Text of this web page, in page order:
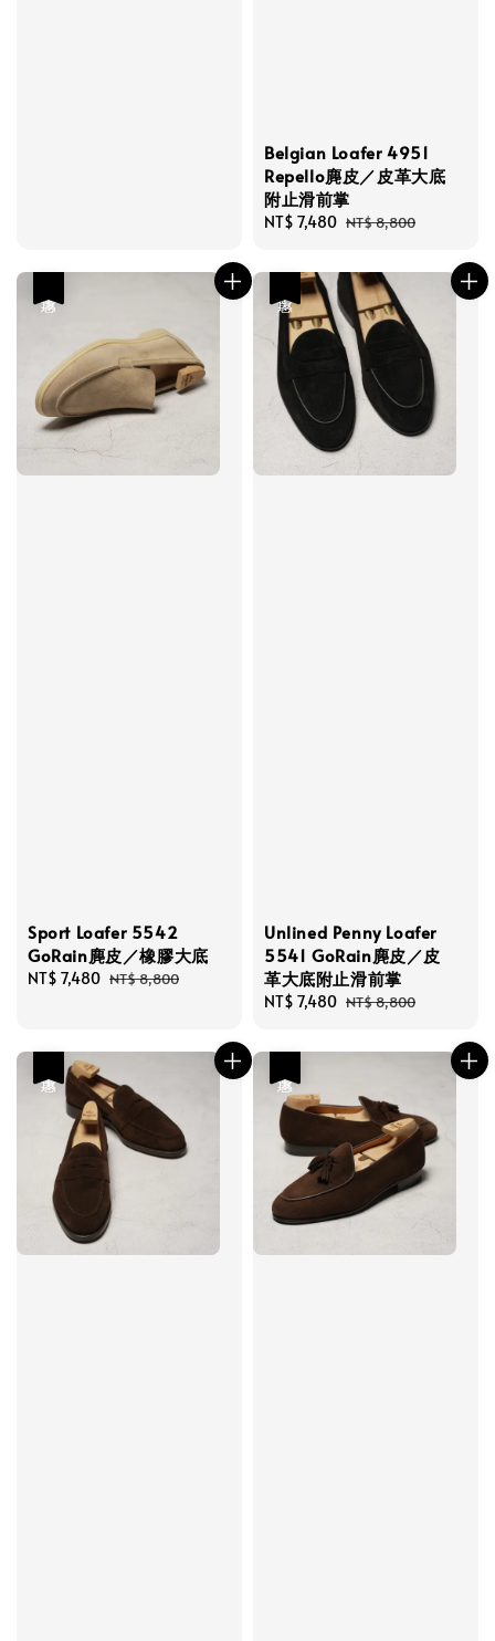
Belgian Loafer 4951
Repello麂皮／皮革大底
附止滑前掌
Sale
NT$ 7,480 Regular
NT$ 8,800
Sport Loafer 5542
GoRain麂皮／橡膠大底
Sale
NT$ 7,480 Regular
NT$ 8,800
Unlined Penny Loafer
5541 GoRain麂皮／皮
革大底附止滑前掌
Sale
NT$ 7,480 Regular
NT$ 8,800